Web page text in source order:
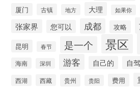
厦门
古镇 地方 大理 如果你
张家界 您可以 成都 攻略
昆明 春节 是一个 景区
海南 深圳 游客 自己的 自
西湖 西藏 贵州 贵阳 费用